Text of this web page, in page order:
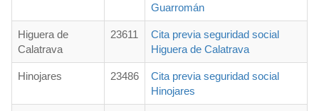
Guarromán
Higuera de
Calatrava
23611
Cita previa seguridad social
Higuera de Calatrava
Hinojares 23486
Cita previa seguridad social
Hinojares